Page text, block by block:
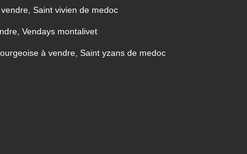
Saint vivien de medoc
Vendays montalivet
à vendre, Saint yzans de medoc